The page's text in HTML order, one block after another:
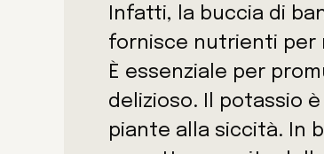
Infatti, la buccia di
fornisce nutrienti per
È essenziale per
delizioso. Il potassio
piante alla siccità. In